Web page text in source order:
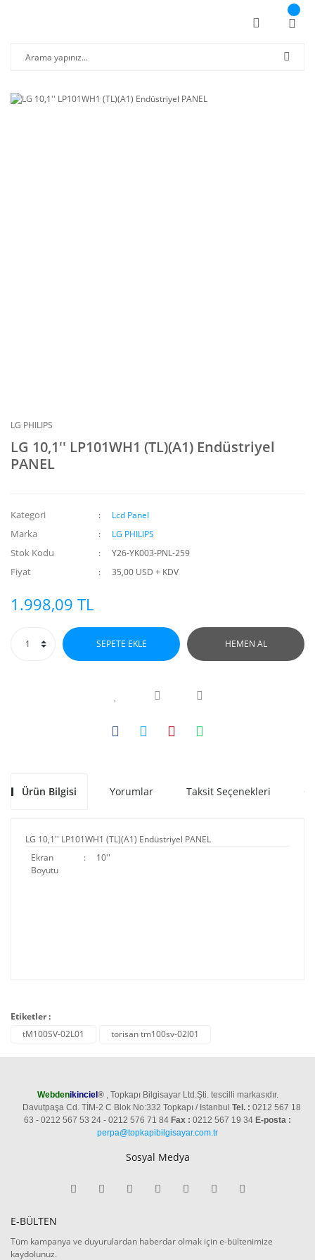
LG PHILIPS
LG 10,1'' LP101WH1 (TL)(A1) Endüstriyel
PANEL
Kategori Lcd Panel
Marka LG PHILIPS
Stok Kodu Y26-YK003-PNL-259
Fiyat 35,00 USD + KDV
1.998,09 TL
SEPETE EKLE HEMEN AL
Ürün Bilgisi Yorumlar Taksit Seçenekleri
LG 10,1'' LP101WH1 (TL)(A1) Endüstriyel PANEL
Ekran
Boyutu
: 10''
Etiketler :
tM100SV-02L01
torisan tm100sv-02l01
Webdenikinciel ®, Topkapı Bilgisayar Ltd.Şti. tescilli markasıdır.
Davutpaşa Cd. TİM-2 C Blok No:332 Topkapı / Istanbul Tel. : 0212 567 18
63 - 0212 567 53 24 - 0212 576 71 84 Fax : 0212 567 19 34 E-posta :
perpa@topkapibilgisayar.com.tr
Sosyal Medya
E-BÜLTEN
Tüm kampanya ve duyurulardan haberdar olmak için e-bültenimize
kaydolunuz.